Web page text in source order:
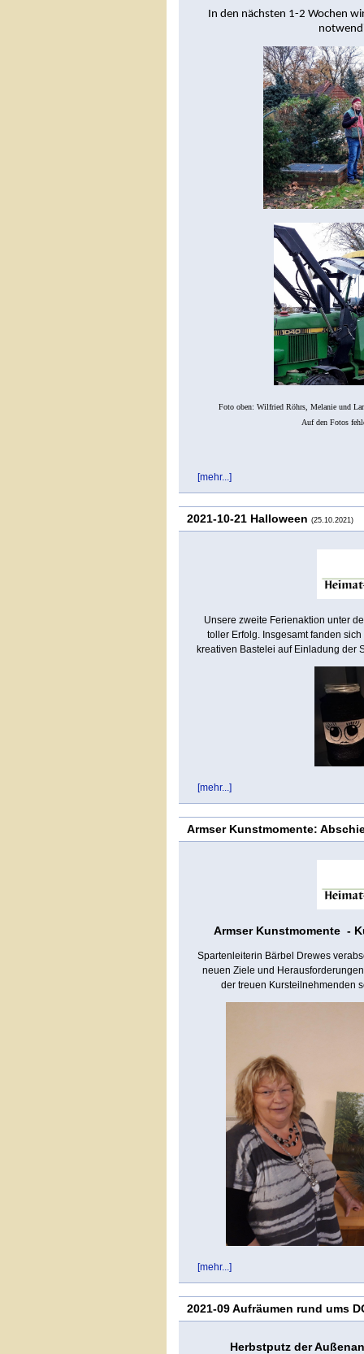
In den nächsten 1-2 Wochen
Foto oben: Wilfried Röhrs, Melanie und
Auf den Fotos
[mehr...]
2021-10-21 Halloween (25.10.2021)
Unsere zweite Ferienaktion unter
toller Erfolg. Insgesamt fanden
kreativen Bastelei auf Einladung der
[mehr...]
Armser Kunstmomente:
Armser Kunstmomente -
Spartenleiterin Bärbel Drewes
neuen Ziele und
der treuen Kursteilnehmenden
[mehr...]
2021-09 Aufräumen rund ums
Herbstputz der